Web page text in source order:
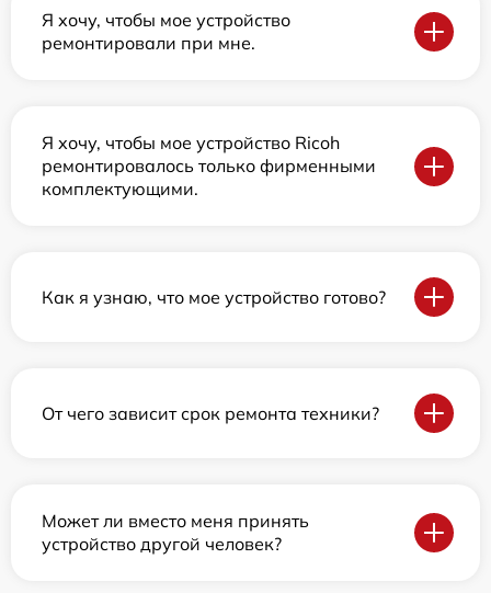
Я хочу, чтобы мое устройство
ремонтировали при мне.
Я хочу, чтобы мое устройство Ricoh
ремонтировалось только фирменными
комплектующими.
Как я узнаю, что мое устройство готово?
От чего зависит срок ремонта техники?
Может ли вместо меня принять
устройство другой человек?